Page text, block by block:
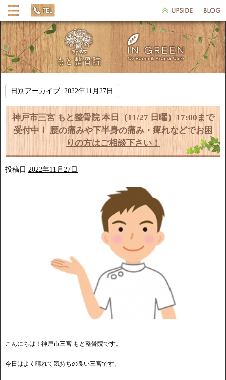
日別アーカイブ: 2022年11月27日
神戸市三宮 もと整骨院 本日（11/27 日曜）17:00まで
受付中！ 腰の痛みや下半身の痛み・痺れなどでお困
りの方はご相談下さい！
投稿日 2022年11月27日
こんにちは！神戸市三宮 もと整骨院です。
今日はよく晴れて気持ちの良い三宮です。